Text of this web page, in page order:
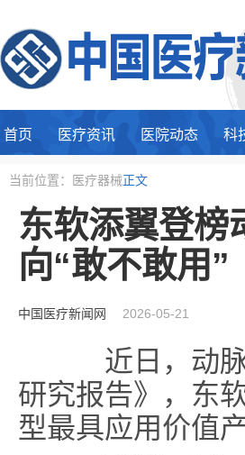
首页 医疗资讯 医院动态 科
当前位置：医疗器械正文
东软添翼登榜
向“敢不敢用”
中国医疗新闻网 2026-05-21
近日，动脉
研究报告》，东
型最具应用价值产